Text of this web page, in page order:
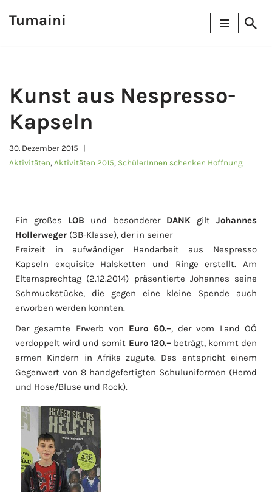
Tumaini
Kunst aus Nespresso-
Kapseln
30. Dezember 2015
Aktivitäten, Aktivitäten 2015, SchülerInnen schenken Hoffnung
Ein großes LOB und besonderer DANKgiltJohannes
Hollerweger (3B-Klasse), der in seiner
Freizeit in aufwändiger Handarbeit aus Nespresso
Kapseln exquisite Halsketten und Ringe erstellt. Am
Elternsprechtag (2.12.2014) präsentierte Johannes seine
Schmuckstücke, die gegen eine kleine Spende auch
erworben werden konnten.
Der gesamte Erwerb von Euro 60.–, der vom Land OÖ
verdoppelt wird und somit Euro 120.– beträgt, kommt den
armen Kindern in Afrika zugute. Das entspricht einem
Gegenwert von 8 handgefertigten Schuluniformen (Hemd
und Hose/Bluse und Rock).